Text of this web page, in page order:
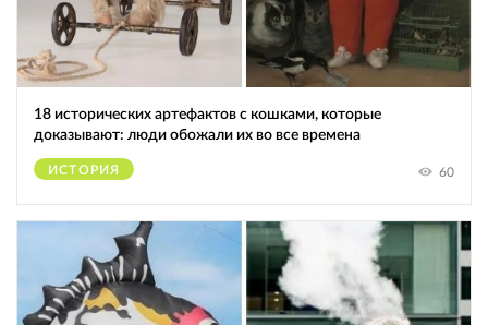
18 исторических артефактов с кошками, которые
доказывают: люди обожали их во все времена
ИСТОРИЯ 60